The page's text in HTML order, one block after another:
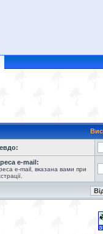
e-mail:
e-mail, вказана вами при